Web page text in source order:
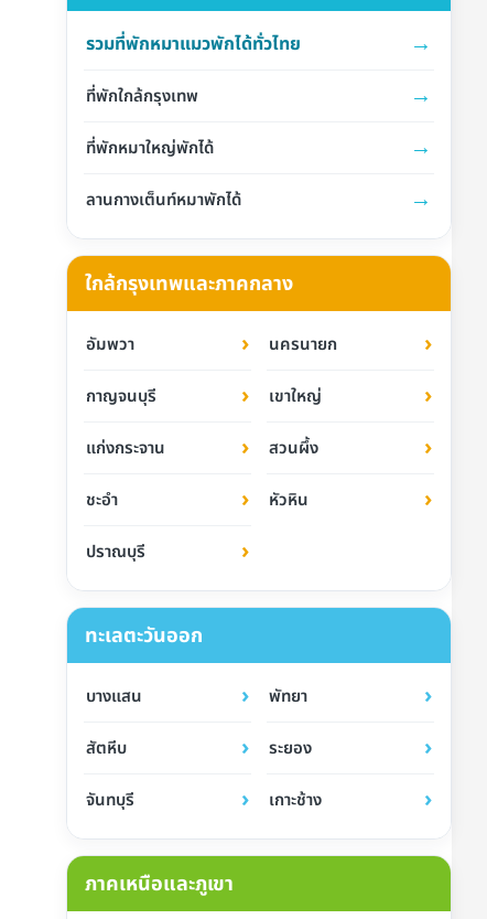
รวมที่พักหมาแมวพักได้ทั่วไทย →
ที่พักใกล้กรุงเทพ →
ที่พักหมาใหญ่พักได้ →
ลานกางเต็นท์หมาพักได้ →
ใกล้กรุงเทพและภาคกลาง
อัมพวา › นครนายก ›
กาญจนบุรี › เขาใหญ่ ›
แก่งกระจาน › สวนผึ้ง ›
ชะอำ › หัวหิน ›
ปราณบุรี ›
ทะเลตะวันออก
บางแสน › พัทยา ›
สัตหีบ › ระยอง ›
จันทบุรี › เกาะช้าง ›
ภาคเหนือและภูเขา